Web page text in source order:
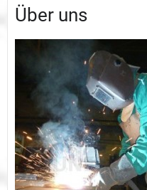
Über uns